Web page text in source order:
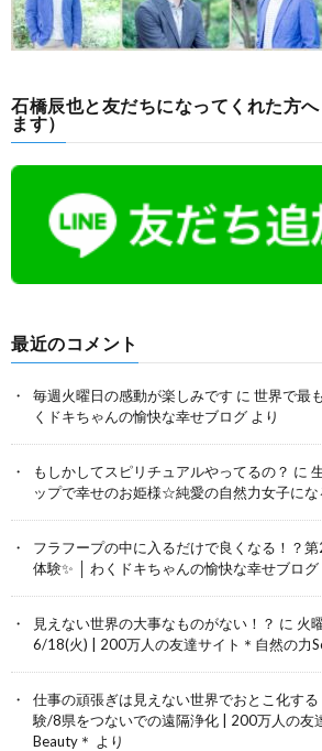
石橋辰也と友だちになってくれた方
ます）
最近のコメント
毎週火曜日の感動が楽しみです に 世界で最
くドキちゃんの愉快な幸せブログ より
もしかしてスピリチュアルやってるの？ に
ップで幸せのお姫様☆純愛の自然力女子にな
フラフープの中に入るだけで良くなる！？
体験✨ │ わくドキちゃんの愉快な幸せブログ
見えない世界の大事なものがない！？ に 火
6/18(火) | 200万人の友達サイト＊自然の力
仕事の頑張ぎは見えない世界でおとこ化する
験/8県をつないでの遠隔浄化 | 200万人の友
Beauty＊ より